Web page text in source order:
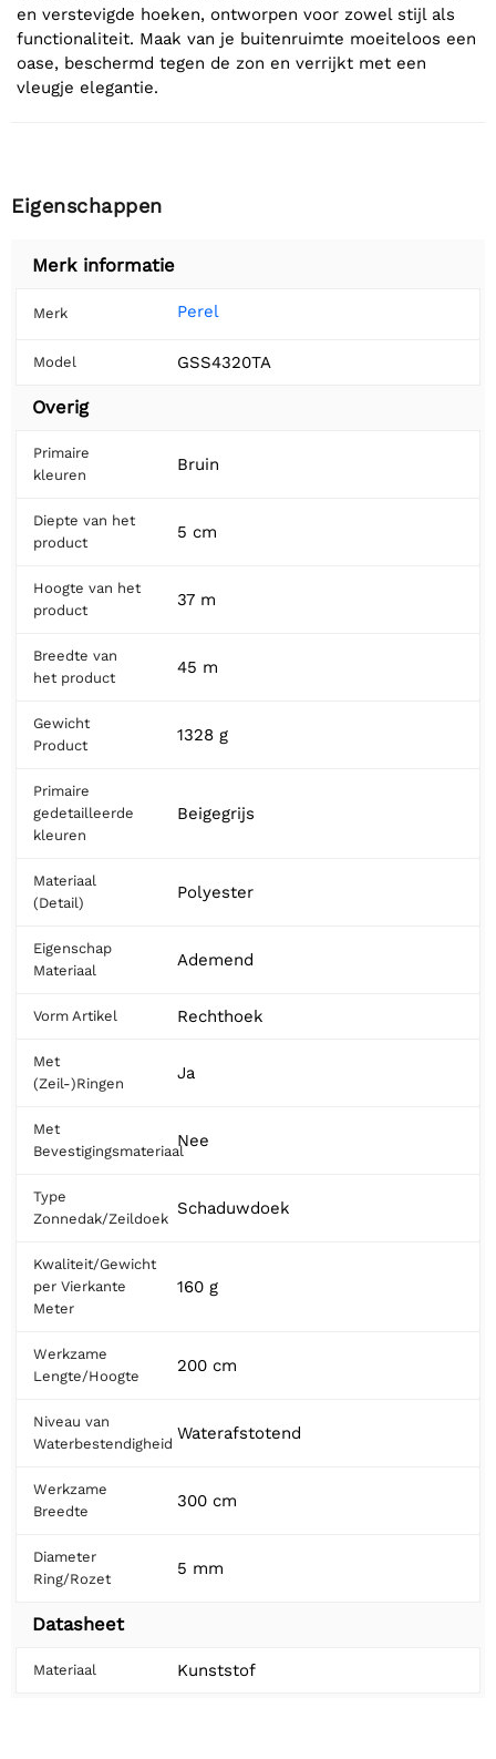
en verstevigde hoeken, ontworpen voor zowel stijl als
functionaliteit. Maak van je buitenruimte moeiteloos een
oase, beschermd tegen de zon en verrijkt met een
vleugje elegantie.
Eigenschappen
Merk informatie
Merk Perel
Model GSS4320TA
Overig
Primaire
kleuren
Bruin
Diepte van het
product
5 cm
Hoogte van het
product
37 m
Breedte van
het product
45 m
Gewicht
Product
1328 g
Primaire
gedetailleerde
kleuren
Beigegrijs
Materiaal
(Detail)
Polyester
Eigenschap
Materiaal
Ademend
Vorm Artikel Rechthoek
Met
(Zeil-)Ringen
Ja
Met
Bevestigingsmateriaal
Nee
Type
Zonnedak/Zeildoek
Schaduwdoek
Kwaliteit/Gewicht
per Vierkante
Meter
160 g
Werkzame
Lengte/Hoogte
200 cm
Niveau van
Waterbestendigheid
Waterafstotend
Werkzame
Breedte
300 cm
Diameter
Ring/Rozet
5 mm
Datasheet
Materiaal Kunststof